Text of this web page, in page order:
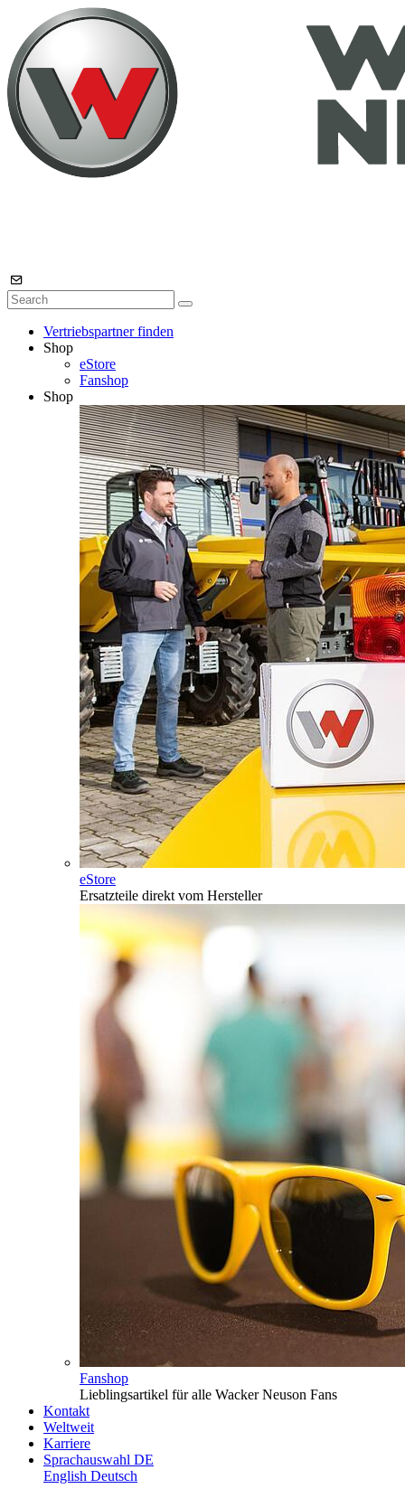
Vertriebspartner finden
Shop
eStore
Fanshop
Shop
eStore
Ersatzteile direkt vom Hersteller
Fanshop
Lieblingsartikel für alle Wacker Neuson Fans
Kontakt
Weltweit
Karriere
Sprachauswahl DE
English Deutsch